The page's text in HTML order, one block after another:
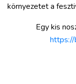
környezetet a
Egy kis
https://